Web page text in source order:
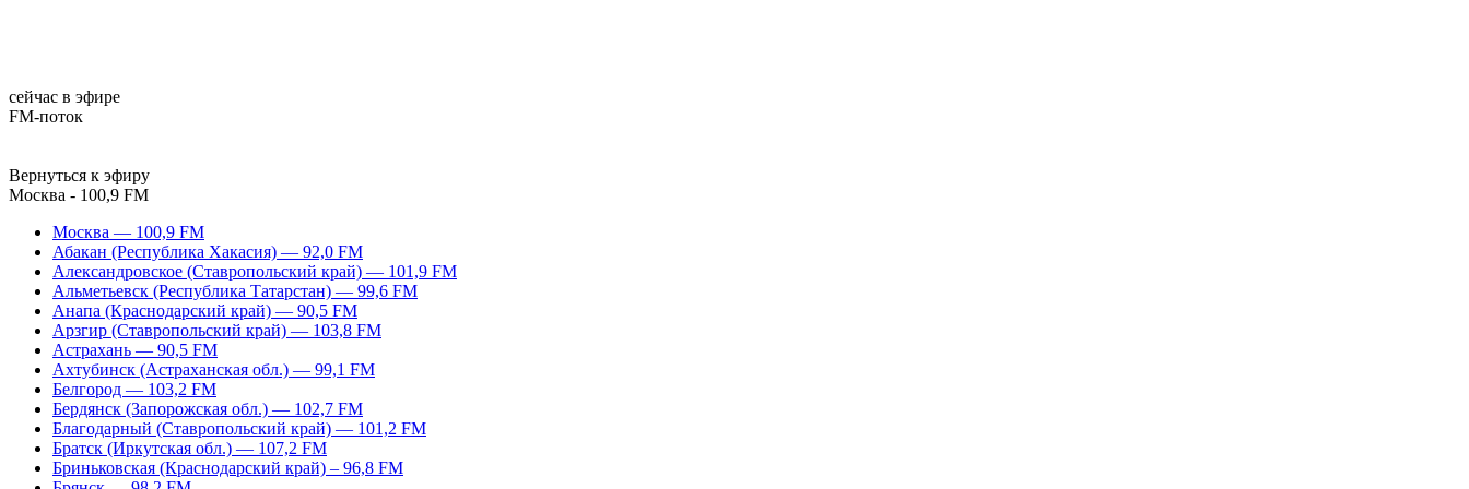
сейчас в эфире
FM-поток
Вернуться к эфиру
Москва - 100,9 FM
Москва — 100,9 FM
Абакан (Республика Хакасия) — 92,0 FM
Александровское (Ставропольский край) — 101,9 FM
Альметьевск (Республика Татарстан) — 99,6 FM
Анапа (Краснодарский край) — 90,5 FM
Арзгир (Ставропольский край) — 103,8 FM
Астрахань — 90,5 FM
Ахтубинск (Астраханская обл.) — 99,1 FM
Белгород — 103,2 FM
Бердянск (Запорожская обл.) — 102,7 FM
Благодарный (Ставропольский край) — 101,2 FM
Братск (Иркутская обл.) — 107,2 FM
Бриньковская (Краснодарский край) – 96,8 FM